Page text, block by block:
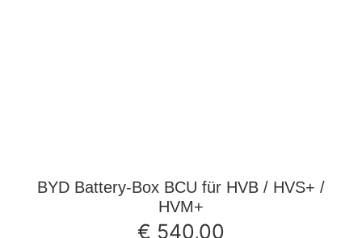
BYD Battery-Box BCU für HVB / HVS+ /
HVM+
€ 540,00